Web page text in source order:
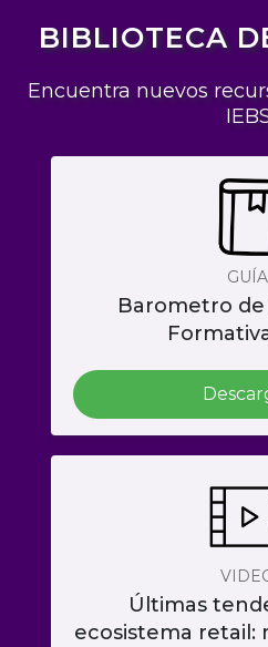
BIBLIOTECA
Encuentra nuevos
GUÍA
Barometro de
Últimas
ecosistema retail: